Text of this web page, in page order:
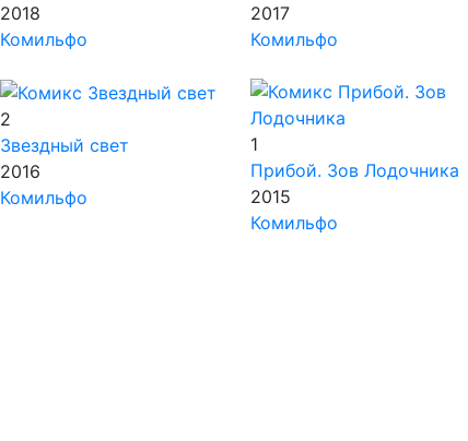
2018
Комильфо
2017
Комильфо
2
Звездный свет
2016
Комильфо
1
Прибой. Зов Лодочника
2015
Комильфо